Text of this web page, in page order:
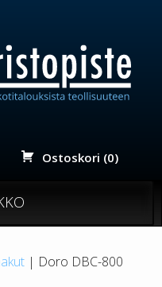
Ostoskori (0)
| Doro DBC-800